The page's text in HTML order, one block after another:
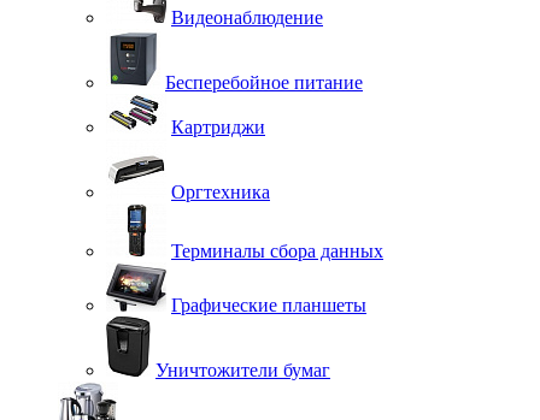
Видеонаблюдение
Бесперебойное питание
Картриджи
Оргтехника
Терминалы сбора данных
Графические планшеты
Уничтожители бумаг